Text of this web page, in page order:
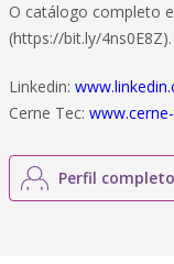
O catálogo completo
(https://bit.ly/4ns0E8Z).
Linkedin:
Cerne Tec:
Perfil completo